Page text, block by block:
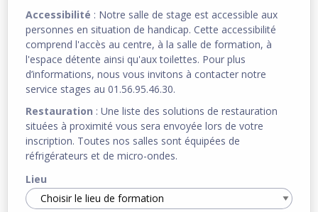
Accessibilité : Notre salle de stage est accessible aux
personnes en situation de handicap. Cette accessibilité
comprend l'accès au centre, à la salle de formation, à
l'espace détente ainsi qu'aux toilettes. Pour plus
d’informations, nous vous invitons à contacter notre
service stages au 01.56.95.46.30.
Restauration : Une liste des solutions de restauration
situées à proximité vous sera envoyée lors de votre
inscription. Toutes nos salles sont équipées de
réfrigérateurs et de micro-ondes.
Lieu